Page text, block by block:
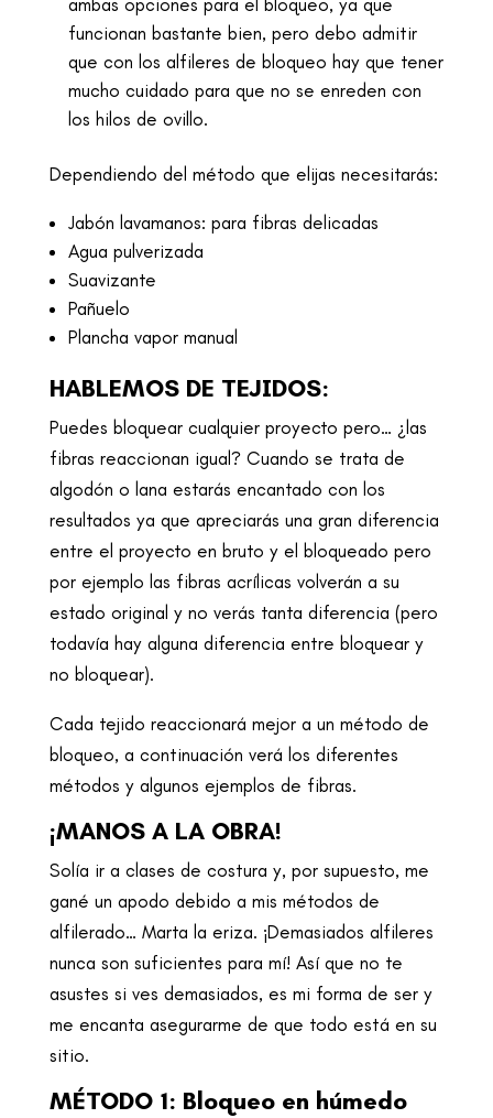
ambas opciones para el bloqueo, ya que
funcionan bastante bien, pero debo admitir
que con los alfileres de bloqueo hay que tener
mucho cuidado para que no se enreden con
los hilos de ovillo.
Dependiendo del método que elijas necesitarás:
Jabón lavamanos: para fibras delicadas
Agua pulverizada
Suavizante
Pañuelo
Plancha vapor manual
HABLEMOS DE TEJIDOS:
Puedes bloquear cualquier proyecto pero… ¿las
fibras reaccionan igual? Cuando se trata de
algodón o lana estarás encantado con los
resultados ya que apreciarás una gran diferencia
entre el proyecto en bruto y el bloqueado pero
por ejemplo las fibras acrílicas volverán a su
estado original y no verás tanta diferencia (pero
todavía hay alguna diferencia entre bloquear y
no bloquear).
Cada tejido reaccionará mejor a un método de
bloqueo, a continuación verá los diferentes
métodos y algunos ejemplos de fibras.
¡MANOS A LA OBRA!
Solía ir a clases de costura y, por supuesto, me
gané un apodo debido a mis métodos de
alfilerado… Marta la eriza. ¡Demasiados alfileres
nunca son suficientes para mí! Así que no te
asustes si ves demasiados, es mi forma de ser y
me encanta asegurarme de que todo está en su
sitio.
MÉTODO 1: Bloqueo en húmedo